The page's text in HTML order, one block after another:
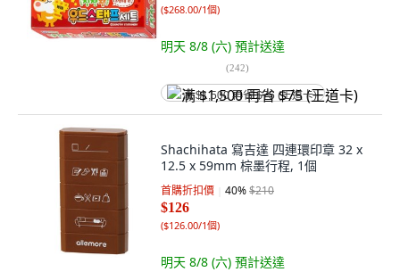
($268.00/1個)
明天 8/8 (六) 預計送達
(242)
满 $1,500 再省 $75 (王道卡)
Shachihata 寫吉達 四連環印章 32 x
12.5 x 59mm 棕墨行程, 1個
首購折扣價 40%$210
$126
($126.00/1個)
明天 8/8 (六) 預計送達